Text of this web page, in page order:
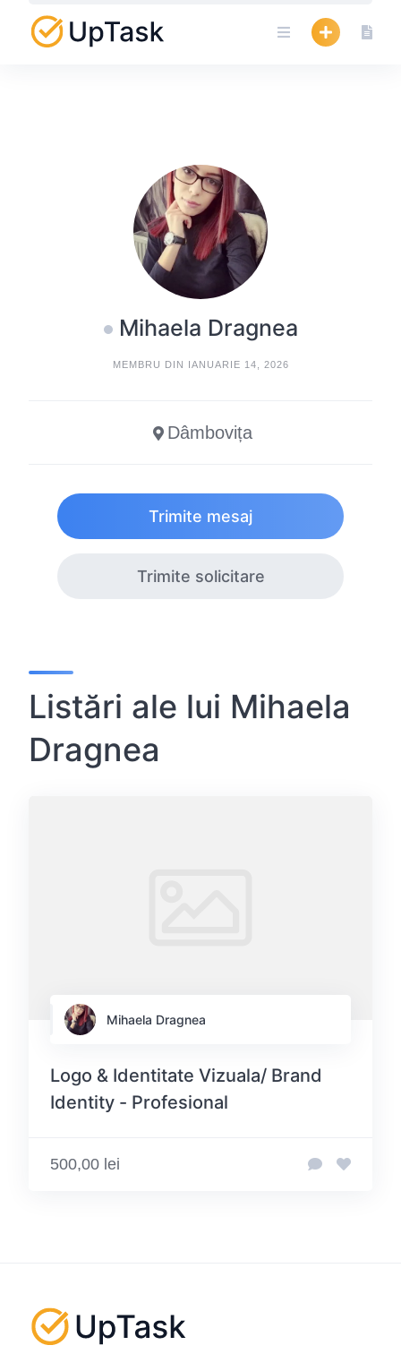
content
Mihaela Dragnea
MEMBRU DIN IANUARIE 14, 2026
Dâmbovița
Trimite mesaj
Trimite solicitare
Listări ale lui Mihaela
Dragnea
Mihaela Dragnea
Logo & Identitate Vizuala/ Brand
Identity - Profesional
500,00 lei